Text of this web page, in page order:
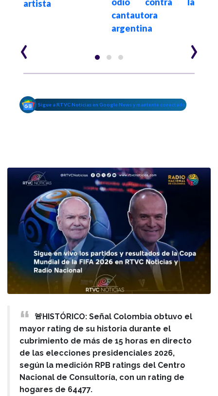
artista
cantautora
argentina
‹ ›
Sigue a RTVC Noticias en Google News y mantente conectado
🚨HISTÓRICO: Señal Colombia obtuvo el
mayor rating de su historia durante el
cubrimiento de más de 15 horas en directo
de las elecciones presidenciales 2026,
según la medición RPB ratings del Centro
Nacional de Consultoría, con un rating de
hogares de 64477.